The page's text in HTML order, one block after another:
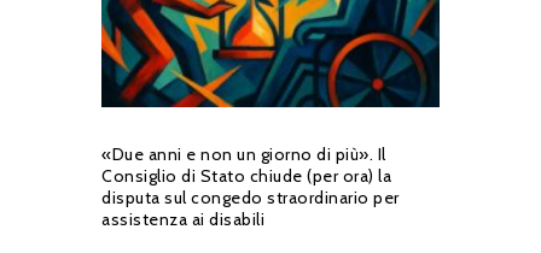
«Due anni e non un giorno di più». Il
Consiglio di Stato chiude (per ora) la
disputa sul congedo straordinario per
assistenza ai disabili